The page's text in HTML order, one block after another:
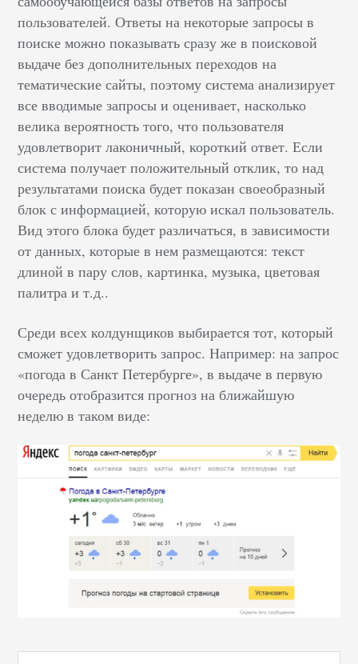
пользователей. Ответы на некоторые запросы в
поиске можно показывать сразу же в поисковой
выдаче без дополнительных переходов на
тематические сайты, поэтому система анализирует
все вводимые запросы и оценивает, насколько
велика вероятность того, что пользователя
удовлетворит лаконичный, короткий ответ. Если
система получает положительный отклик, то над
результатами поиска будет показан своеобразный
блок с информацией, которую искал пользователь.
Вид этого блока будет различаться, в зависимости
от данных, которые в нем размещаются: текст
длиной в пару слов, картинка, музыка, цветовая
палитра и т.д..
Среди всех колдунщиков выбирается тот, который
сможет удовлетворить запрос. Например: на запрос
«погода в Санкт Петербурге», в выдаче в первую
очередь отобразится прогноз на ближайшую
неделю в таком виде: